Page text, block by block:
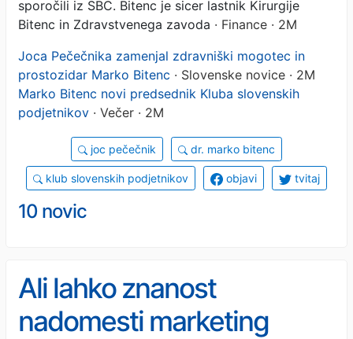
sporočili iz SBC. Bitenc je sicer lastnik Kirurgije
Bitenc in Zdravstvenega zavoda · Finance · 2M
Joca Pečečnika zamenjal zdravniški mogotec in
prostozidar Marko Bitenc · Slovenske novice · 2M
Marko Bitenc novi predsednik Kluba slovenskih
podjetnikov · Večer · 2M
joc pečečnik dr. marko bitenc
klub slovenskih podjetnikov objavi tvitaj
10 novic
Ali lahko znanost
nadomesti marketing